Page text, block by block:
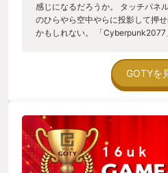
感じになるだろうか。 タッチパネ
のひらやら空中やらに投影して押
かもしれない。 「
Projekt REDによる作品。 販売当
楽しんだが、今年の9月に大型アッ
ロードコンテンツ「仮初めの自由
手・足はもちろん、神経基幹や目
プラント）して、自身の能力強化
近接・ハッキング等、自分の得意
こぶる楽しい。 腕部仕込みブレー
GOTYを